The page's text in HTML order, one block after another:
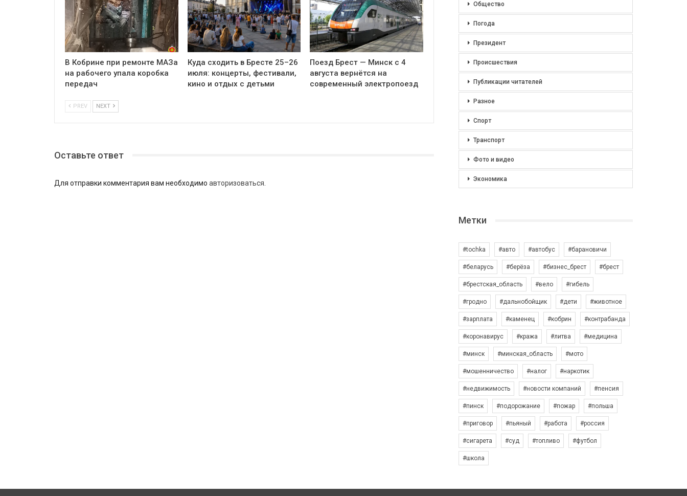
В Кобрине при ремонте МАЗа
на рабочего упала коробка
передач
Куда сходить в Бресте 25–26
июля: концерты, фестивали,
кино и отдых с детьми
Поезд Брест — Минск с 4
августа вернётся на
современный электропоезд
PREV NEXT
Оставьте ответ
Для отправки комментария вам необходимо авторизоваться
Общество
Погода
Президент
Происшествия
Публикации читателей
Разное
Спорт
Транспорт
Фото и видео
Экономика
Метки
#tochka #авто #автобус #барановичи
#беларусь #берёза #бизнес_брест #брест
#брестская_область #вело #гибель
#гродно #дальнобойщик #дети #животное
#зарплата #каменец #кобрин #контрабанда
#коронавирус #кража #литва #медицина
#минск #минская_область #мото
#мошенничество #налог #наркотик
#недвижимость #новости компаний #пенсия
#пинск #подорожание #пожар #польша
#приговор #пьяный #работа #россия
#сигарета #суд #топливо #футбол
#школа